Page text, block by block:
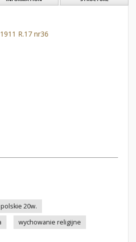
R.17 nr36
20w.
wychowanie religijne